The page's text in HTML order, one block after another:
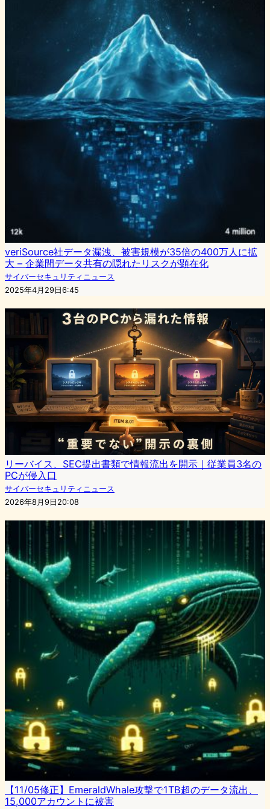
veriSource社データ漏洩、被害規模が35倍の400万人に拡
大 – 企業間データ共有の隠れたリスクが顕在化
サイバーセキュリティニュース
2025年4月29日6:45
リーバイス、SEC提出書類で情報流出を開示｜従業員3名の
PCが侵入口
サイバーセキュリティニュース
2026年8月9日20:08
【11/05修正】EmeraldWhale攻撃で1TB超のデータ流出、
15,000アカウントに被害